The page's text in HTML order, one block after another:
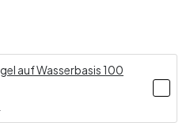
auf Wasserbasis 100